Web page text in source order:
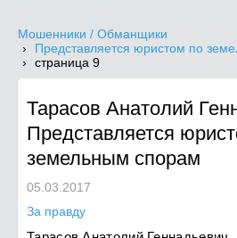
Мошенники / Обманщики
Представляется юристом по
cтраница 9
Тарасов Анатолий
Представляется
земельным спорам
05.03.2017
За правду